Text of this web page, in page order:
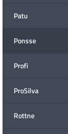
Patu
Ponsse
Profi
ProSilva
Rottne